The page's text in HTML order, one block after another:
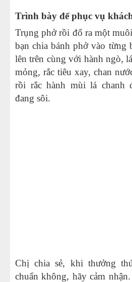
Trình bày để phục vụ
Trụng phở rồi đổ ra một
bạn chia bánh phở vào từng
lên trên cùng với hành ngò,
mỏng, rắc tiêu xay, chan
rồi rắc hành mùi lá chanh
đang sôi.
Chị chia sẻ, khi thưởng
chuẩn không, hãy cảm